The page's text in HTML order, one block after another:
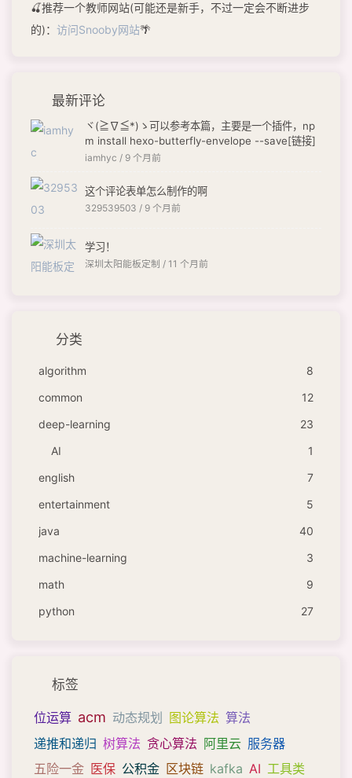
🍒推荐一个教师网站(可能还是新手，不过一定会不断进步
的)： 访问Snooby网站🌴
最新评论
ヾ(≧∇≦*)ゝ可以参考本篇，主要是一个插件，np
m install hexo-butterfly-envelope --save[链接]
iamhyc / 9 个月前
这个评论表单怎么制作的啊
329539503 / 9 个月前
学习！
深圳太阳能板定制 / 11 个月前
分类
algorithm
8
common
12
deep-learning
23
AI
1
english
7
entertainment
5
java
40
machine-learning
3
math
9
python
27
标签
位运算 acm 动态规划 图论算法 算法
递推和递归 树算法 贪心算法 阿里云 服务器
五险一金 医保 公积金 区块链 kafka AI 工具类